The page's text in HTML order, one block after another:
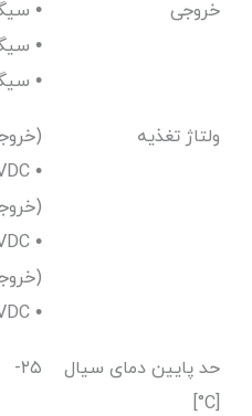
خروجی
سیگنال جریانی ۲۰ – ۴ میلی‌آمپر •
سیگنال ولتاژی ۱۰ – ۰ ولت •
سیگنال ولتاژی ۵ – ۰ ولت •
ولتاژ تغذیه
30VDC •
32VDC •
30VDC •
حد پایین دمای سیال
[C°]
-۲۵